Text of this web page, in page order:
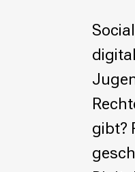
Wikimedia Commons
Bündnis Freie Bildung
gibt?